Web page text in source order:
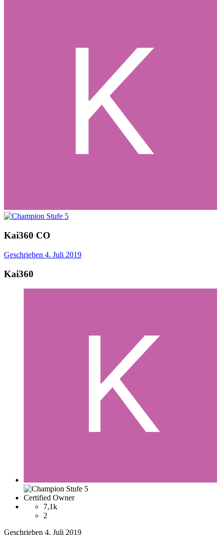
Kai360 CO
Geschrieben 4. Juli 2019
Kai360
Certified Owner
7,1k
2
Geschrieben 4. Juli 2019